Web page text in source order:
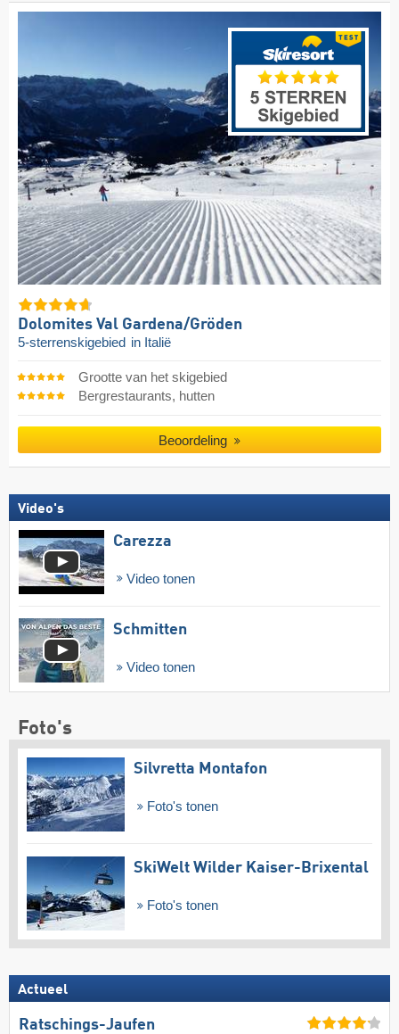
Dolomites Val Gardena/​Gröden
5-sterrenskigebied in Italië
Grootte van het skigebied
Bergrestaurants, hutten
Beoordeling
Video's
Carezza
Video tonen
Schmitten
Video tonen
Foto's
Silvretta Montafon
Foto's tonen
SkiWelt Wilder Kaiser-Brixental
Foto's tonen
Actueel
Ratschings-Jaufen